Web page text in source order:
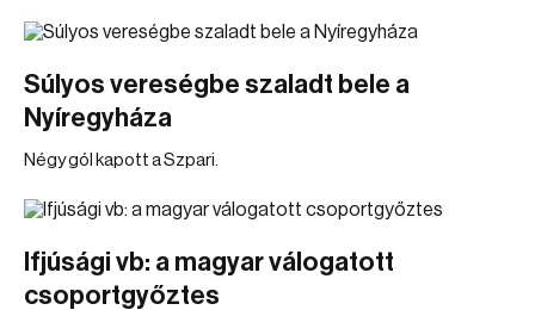
Súlyos vereségbe szaladt bele a
Nyíregyháza
Négy gól kapott a Szpari.
Ifjúsági vb: a magyar válogatott
csoportgyőztes